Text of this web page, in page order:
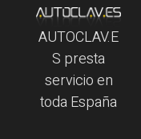
AUTOCLAV.E
S presta
servicio en
toda España